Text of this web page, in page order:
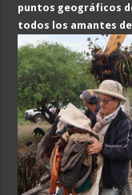
puntos geográficos
todos los amantes